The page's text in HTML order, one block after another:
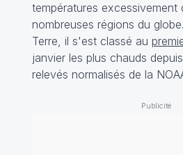
températures excessivement
nombreuses régions du
Terre, il s'est classé au
janvier les plus chauds
relevés normalisés de la